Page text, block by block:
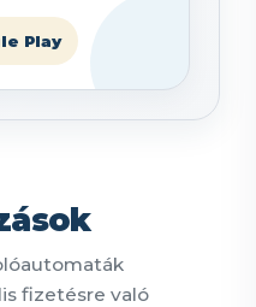
Play
fizetésre való